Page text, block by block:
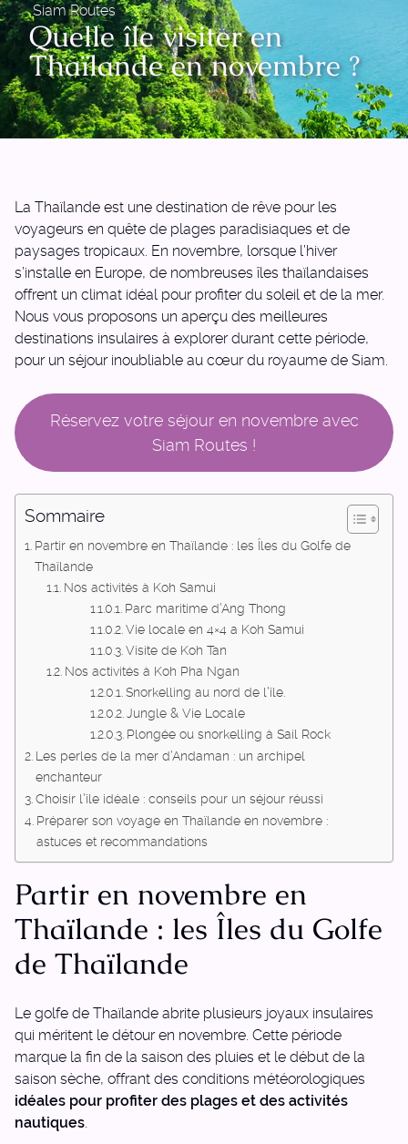
Siam Routes
Quelle île visiter en
Thaïlande en novembre ?
La Thaïlande est une destination de rêve pour les
voyageurs en quête de plages paradisiaques et de
paysages tropicaux. En novembre, lorsque l’hiver
s’installe en Europe, de nombreuses îles thaïlandaises
offrent un climat idéal pour profiter du soleil et de la mer.
Nous vous proposons un aperçu des meilleures
destinations insulaires à explorer durant cette période,
pour un séjour inoubliable au cœur du royaume de Siam.
Réservez votre séjour en novembre avec
Siam Routes !
Sommaire
Partir en novembre en Thaïlande : les Îles du Golfe de
Thaïlande
Nos activités à Koh Samui
Parc maritime d’Ang Thong
Vie locale en 4×4 a Koh Samui
Visite de Koh Tan
Nos activités à Koh Pha Ngan
Snorkelling au nord de l’île.
Jungle & Vie Locale
Plongée ou snorkelling à Sail Rock
Les perles de la mer d’Andaman : un archipel
enchanteur
Choisir l’île idéale : conseils pour un séjour réussi
Préparer son voyage en Thaïlande en novembre :
astuces et recommandations
Partir en novembre en
Thaïlande : les Îles du Golfe
de Thaïlande
Le golfe de Thaïlande abrite plusieurs joyaux insulaires
qui méritent le détour en novembre. Cette période
marque la fin de la saison des pluies et le début de la
saison sèche, offrant des conditions météorologiques
idéales pour profiter des plages et des activités
nautiques.